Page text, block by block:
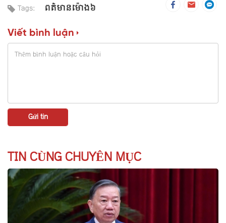
Tags: ពត៌មាន​ម៉ោង៦
Viết bình luận
TIN CÙNG CHUYÊN MỤC